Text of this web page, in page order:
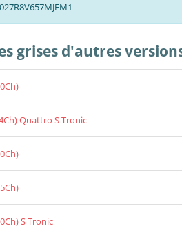
grises d'autres
Quattro S Tronic
S Tronic